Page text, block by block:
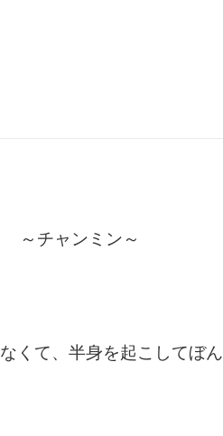
～チャンミン～
くて、半身を起こしてぼ